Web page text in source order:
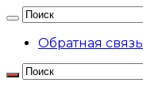
Обратная связь